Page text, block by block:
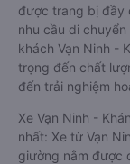
được trang bị đầy
nhu cầu di
khách Vạn Ninh -
trọng đến chất
đến trải nghiệm
Xe Vạn Ninh -
nhất: Xe từ Vạn
giường nằm được